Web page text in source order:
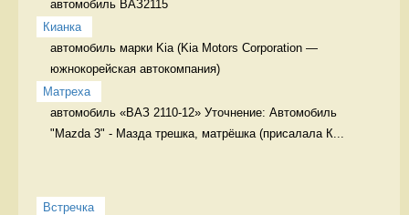
автомобиль ВАЗ2115
Кианка
автомобиль марки Kia (Kia Motors Corporation —
южнокорейская автокомпания)
Матреха
автомобиль «ВАЗ 2110-12» Уточнение: Автомобиль
"Mazda 3" - Мазда трешка, матрёшка (присалала К...
Встречка